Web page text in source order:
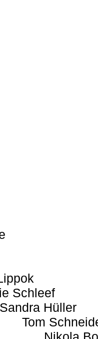
Schleef
Sandra Hüller
Tom